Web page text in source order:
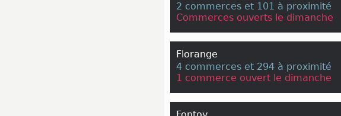
2 commerces et 101 à proximité
Commerces ouverts le dimanche
Florange
4 commerces et 294 à proximité
1 commerce ouvert le dimanche